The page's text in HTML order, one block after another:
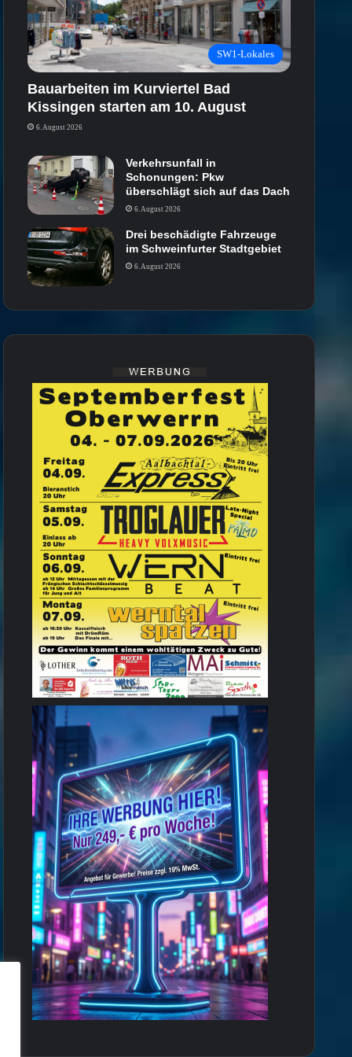
SW1-Lokales
Bauarbeiten im Kurviertel Bad
Kissingen starten am 10. August
6. August 2026
Verkehrsunfall in
Schonungen: Pkw
überschlägt sich auf das Dach
6. August 2026
Drei beschädigte Fahrzeuge
im Schweinfurter Stadtgebiet
6. August 2026